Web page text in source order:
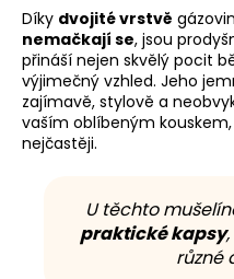
Díky dvojité vrstvě
nemačkají se, jsou
přináší nejen skvělý pocit
výjimečný vzhled. Jeho
zajímavě, stylově a
vaším oblíbeným
nejčastěji.
U těchto
praktické kapsy
různé